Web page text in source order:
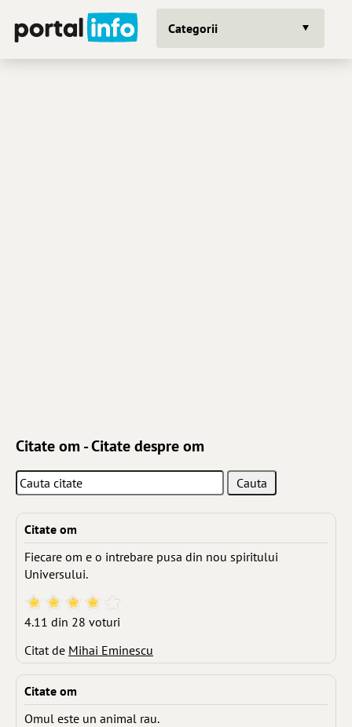
Categorii
Citate om - Citate despre om
Citate om
Fiecare om e o intrebare pusa din nou spiritului
Universului.
4.11 din 28 voturi
Citat de Mihai Eminescu
Citate om
Omul este un animal rau.